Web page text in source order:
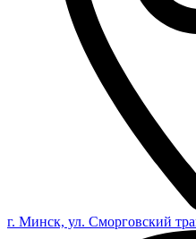
г. Минск, ул. Сморговский